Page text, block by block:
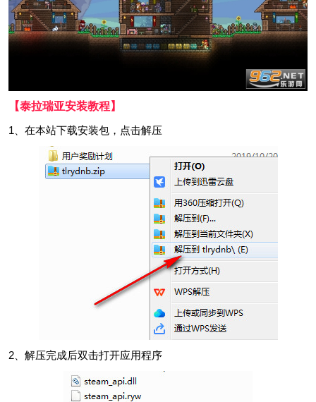
【泰拉瑞亚安装教程】
1、在本站下载安装包，点击解压
2、解压完成后双击打开应用程序